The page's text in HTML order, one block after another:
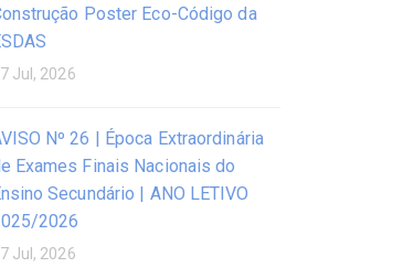
Poster Eco-Código da
Jul, 2026
Nº 26 | Época Extraordinária
Exames Finais Nacionais do
Secundário | ANO LETIVO
2026
Jul, 2026